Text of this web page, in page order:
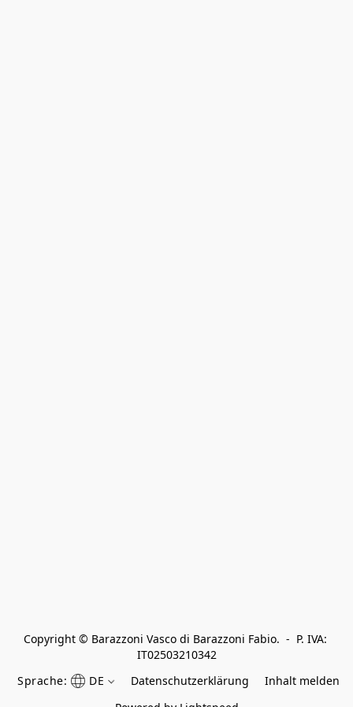
Copyright © Barazzoni Vasco di Barazzoni Fabio.  -  P. IVA:
IT02503210342
Sprache:
DE Datenschutzerklärung
Inhalt melden